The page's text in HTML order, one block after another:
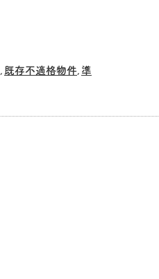
既存不適格物件 準